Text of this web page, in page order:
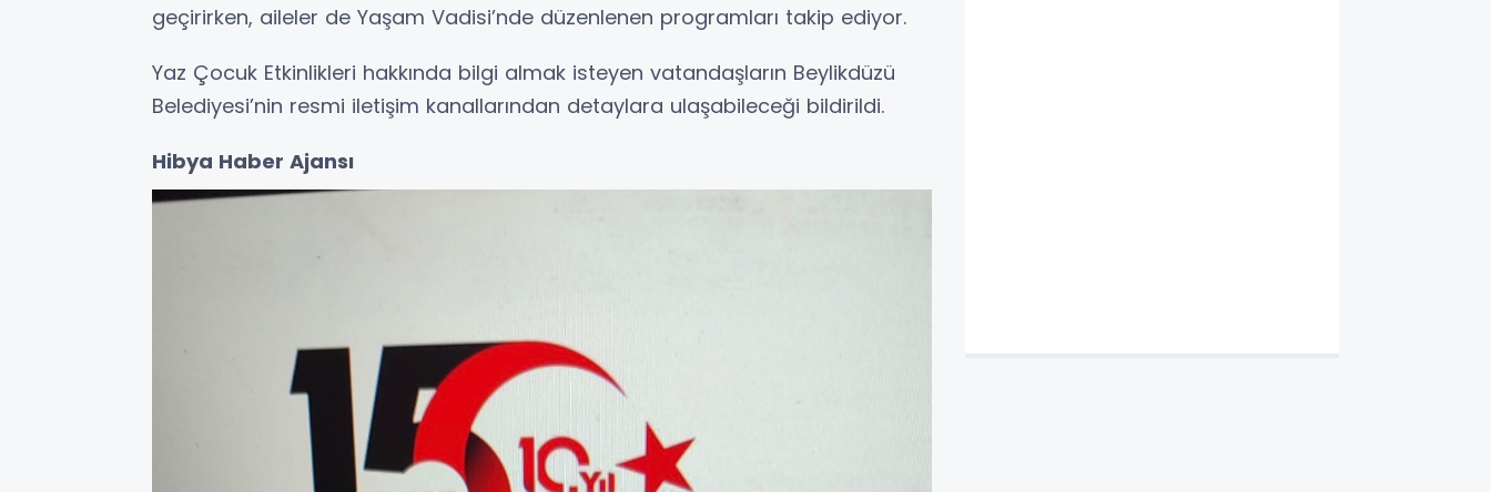
geçirirken, aileler de Yaşam Vadisi’nde düzenlenen programları takip ediyor.
Yaz Çocuk Etkinlikleri hakkında bilgi almak isteyen vatandaşların Beylikdüzü
Belediyesi’nin resmi iletişim kanallarından detaylara ulaşabileceği bildirildi.
Hibya Haber Ajansı